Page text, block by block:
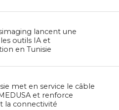
lancent une
outils IA et
en Tunisie
met en service le câble
et renforce
la connectivité